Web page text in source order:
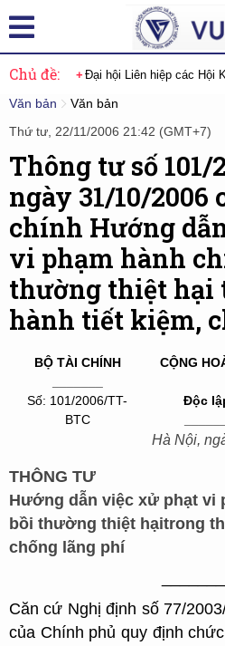
Chủ đề: Đại hội Liên hiệp các Hội
Văn bản
Văn bản
Thứ tư, 22/11/2006 21:42 (GMT+7)
Thông tư số 101/
ngày 31/10/2006
chính Hướng
vi phạm hành
thường thiệt hại
hành tiết kiệm,
BỘ TÀI CHÍNH
Số: 101/2006/TT-
BTC
CỘNG
Độc
Hà Nội,
THÔNG TƯ
Hướng dẫn việc xử phạt vi
bồi thường thiệt hạitrong
chống lãng phí
Căn cứ Nghị định số 77/
của Chính phủ quy định